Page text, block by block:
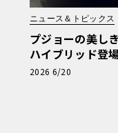
ニュース＆トピックス
プジョーの美し
ハイブリッド登
的価格に注目
2026 6/20